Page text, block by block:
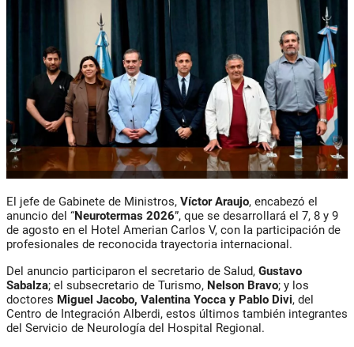
El jefe de Gabinete de Ministros, Víctor Araujo, encabezó el
anuncio del “Neurotermas 2026”, que se desarrollará el 7, 8 y 9
de agosto en el Hotel Amerian Carlos V, con la participación de
profesionales de reconocida trayectoria internacional.
Del anuncio participaron el secretario de Salud, Gustavo
Sabalza; el subsecretario de Turismo, Nelson Bravo; y los
doctores Miguel Jacobo, Valentina Yocca y Pablo Divi, del
Centro de Integración Alberdi, estos últimos también integrantes
del Servicio de Neurología del Hospital Regional.